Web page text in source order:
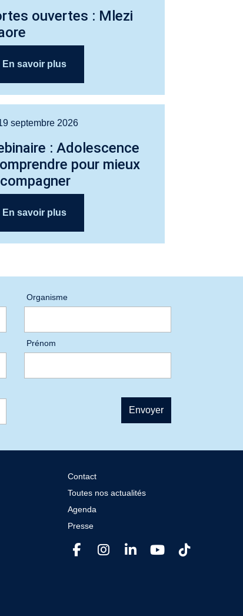
ouvertes : Mlezi
En savoir plus
septembre 2026
: Adolescence
pour mieux
En savoir plus
Organisme
Prénom
Contact
Toutes nos actualités
Agenda
Presse